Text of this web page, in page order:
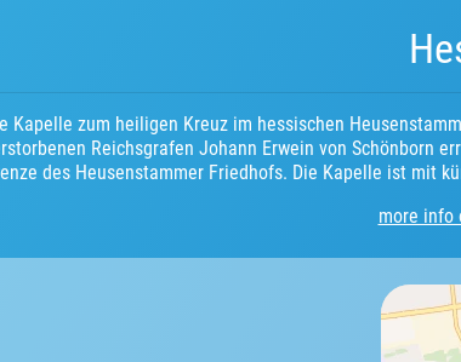
Kapelle zum heiligen Kreuz im hessischen
Reichsgrafen Johann Erwein von Schönborn
des Heusenstammer Friedhofs. Die Kapelle ist mit
more info